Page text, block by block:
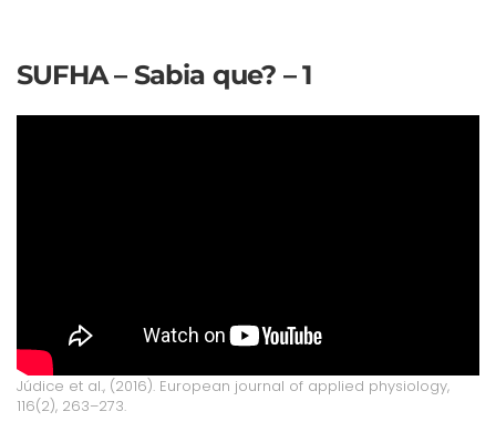
SUFHA – Sabia que? – 1
Júdice et al., (2016). European journal of applied physiology,
116(2), 263–273.